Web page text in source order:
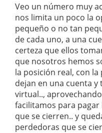
Veo un número muy
nos limita un poco la
pequeño o no tan
de cada uno, a una
certeza que ellos
que nosotros hemos
la posición real, con la
dejan en una cuenta
virtual..,
facilitamos para
que se cierren.. y
perdedoras que se